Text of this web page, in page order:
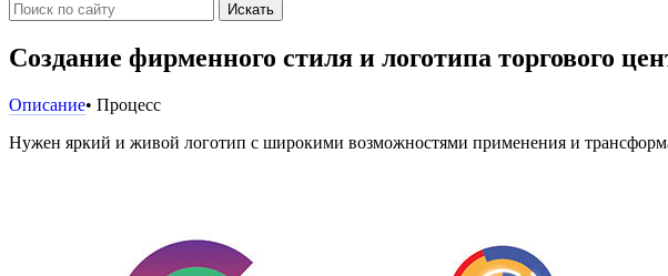
Искать
Создание фирменного стиля и логотипа торгового
Описание• Процесс
Нужен яркий и живой логотип с широкими возможностями применения и